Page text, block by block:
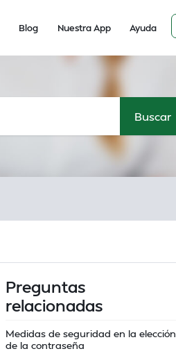
Blog Nuestra App Ayuda
Preguntas
relacionadas
Medidas de seguridad en la elección
de la contraseña